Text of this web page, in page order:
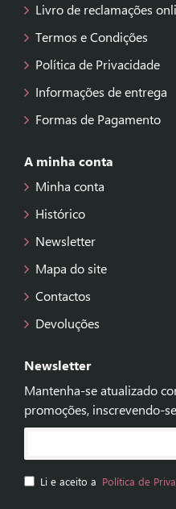
Livro de reclamações
Termos e Condições
Política de Privacidade
Informações de entrega
Formas de Pagamento
A minha conta
Minha conta
Histórico
Newsletter
Mapa do site
Contactos
Devoluções
Newsletter
Mantenha-se atualizado
promoções, inscrevendo-
Li e aceito a Política de